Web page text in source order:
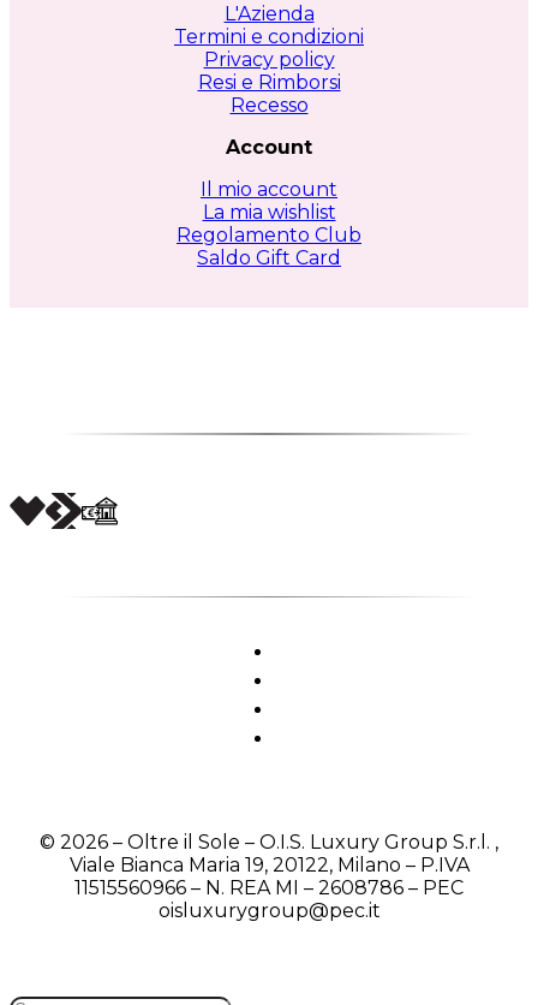
L'Azienda
Termini e condizioni
Privacy policy
Resi e Rimborsi
Recesso
Account
Il mio account
La mia wishlist
Regolamento Club
Saldo Gift Card
© 2026 – Oltre il Sole – O.I.S. Luxury Group S.r.l. ,
Viale Bianca Maria 19, 20122, Milano – P.IVA
11515560966 – N. REA MI – 2608786 – PEC
oisluxurygroup@pec.it